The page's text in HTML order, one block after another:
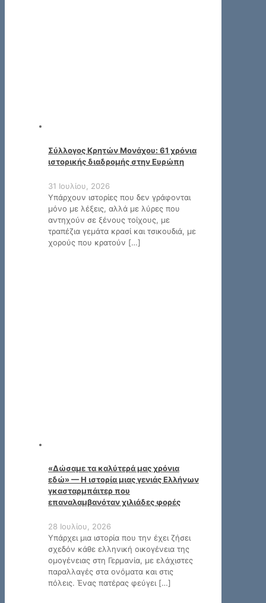
Σύλλoγος Κρητών Μονάχου: 61 χρόνια
ιστορικής διαδρομής στην Ευρώπη
31 Ιουλίου, 2026
Υπάρχουν ιστορίες που δεν γράφονται
μόνο με λέξεις, αλλά με λύρες που
αντηχούν σε ξένους τοίχους, με
τραπέζια γεμάτα κρασί και τσικουδιά, με
χορούς που κρατούν […]
«Δώσαμε τα καλύτερά μας χρόνια
εδώ» — Η ιστορία μιας γενιάς Ελλήνων
γκασταρμπάιτερ που
επαναλαμβανόταν χιλιάδες φορές
28 Ιουλίου, 2026
Υπάρχει μια ιστορία που την έχει ζήσει
σχεδόν κάθε ελληνική οικογένεια της
ομογένειας στη Γερμανία, με ελάχιστες
παραλλαγές στα ονόματα και στις
πόλεις. Ένας πατέρας φεύγει […]